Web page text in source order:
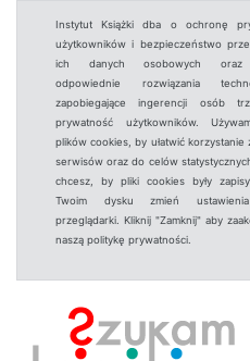
Instytut Książki dba o ochronę
użytkowników i bezpieczeństwo
ich danych osobowych oraz
odpowiednie rozwiązania
zapobiegające ingerencji osób
prywatność użytkowników.
plików cookies, by ułatwić korzystanie
serwisów oraz do celów
chcesz, by pliki cookies były
Twoim dysku zmień
przeglądarki. Kliknij "Zamknij" aby
naszą politykę prywatności.